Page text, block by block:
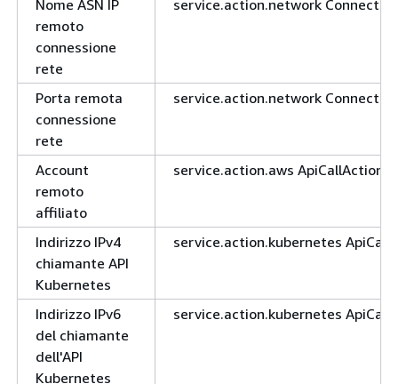
Nome ASN IP
remoto
connessione
rete
service.action.network
Porta remota
connessione
rete
service.action.network
Account
remoto
affiliato
service.action.aws
Indirizzo IPv4
chiamante API
Kubernetes
service.action.kubernetes
Indirizzo IPv6
del chiamante
dell'API
Kubernetes
service.action.kubernetes